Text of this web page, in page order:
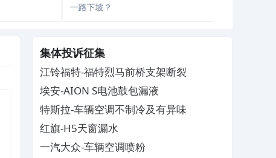
一路下坡？
集体投诉征集
江铃福特-福特烈马前桥支架断裂
埃安-AION S电池鼓包漏液
特斯拉-车辆空调不制冷及有异味
红旗-H5天窗漏水
一汽大众-车辆空调喷粉